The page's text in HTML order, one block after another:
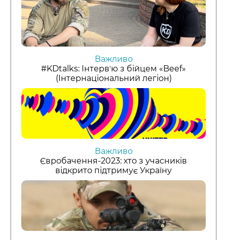
Важливо
#KDtalks: Інтервʼю з бійцем «Beef»
(Інтернаціональний легіон)
Важливо
Євробачення-2023: хто з учасників
відкрито підтримує Україну